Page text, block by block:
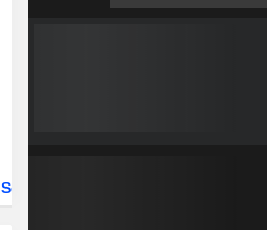
Secteur